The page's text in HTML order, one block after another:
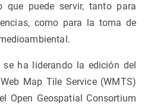
que puede servir, tanto para
como para la toma de
se ha liderando la edición del
Map Tile Service (WMTS)
Open Geospatial Consortium